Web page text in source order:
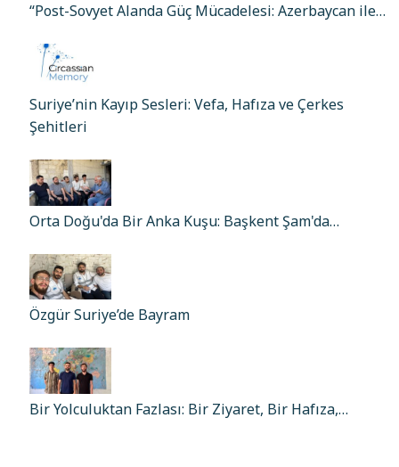
“Post-Sovyet Alanda Güç Mücadelesi: Azerbaycan ile…
Suriye’nin Kayıp Sesleri: Vefa, Hafıza ve Çerkes
Şehitleri
Orta Doğu'da Bir Anka Kuşu: Başkent Şam'da…
Özgür Suriye’de Bayram
Bir Yolculuktan Fazlası: Bir Ziyaret, Bir Hafıza,…